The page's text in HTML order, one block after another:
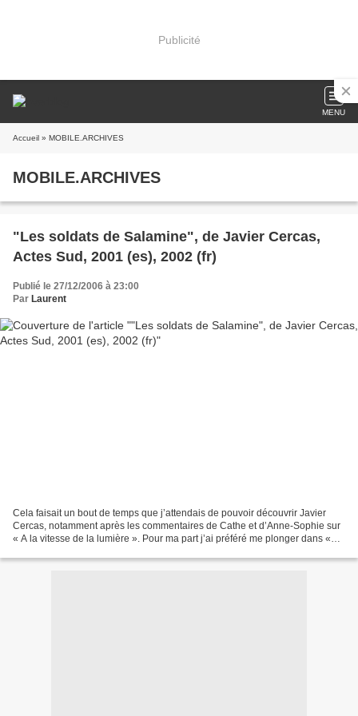
Publicité
MENU
Accueil » MOBILE.ARCHIVES
MOBILE.ARCHIVES
"Les soldats de Salamine", de Javier Cercas,
Actes Sud, 2001 (es), 2002 (fr)
Publié le 27/12/2006 à 23:00
Par Laurent
Cela faisait un bout de temps que j’attendais de pouvoir découvrir Javier
Cercas, notamment après les commentaires de Cathe et d’Anne-Sophie sur
« A la vitesse de la lumière ». Pour ma part j’ai préféré me plonger dans «